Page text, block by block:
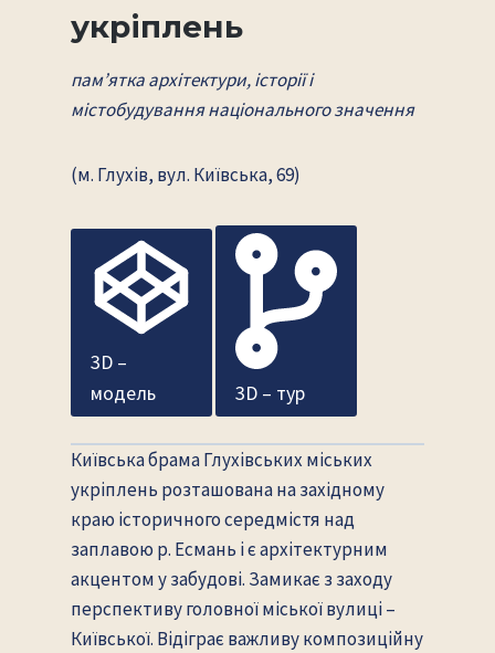
укріплень
пам’ятка архітектури, історії і
містобудування національного значення
(м. Глухів, вул. Київська, 69)
3D –
модель
3D – тур
Київська брама Глухівських міських
укріплень розташована на західному
краю історичного середмістя над
заплавою р. Есмань і є архітектурним
акцентом у забудові. Замикає з заходу
перспективу головної міської вулиці –
Київської. Відіграє важливу композиційну